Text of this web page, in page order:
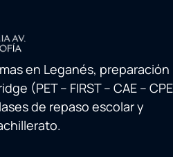
en Leganés, preparación
(PET – FIRST – CAE –
de repaso escolar y